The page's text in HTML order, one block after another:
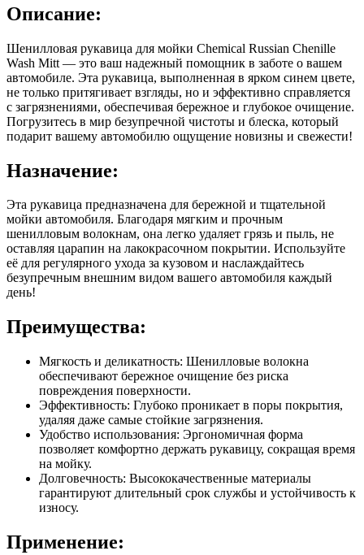
Описание:
Шенилловая рукавица для мойки Chemical Russian Chenille
Wash Mitt — это ваш надежный помощник в заботе о вашем
автомобиле. Эта рукавица, выполненная в ярком синем цвете,
не только притягивает взгляды, но и эффективно справляется
с загрязнениями, обеспечивая бережное и глубокое очищение.
Погрузитесь в мир безупречной чистоты и блеска, который
подарит вашему автомобилю ощущение новизны и свежести!
Назначение:
Эта рукавица предназначена для бережной и тщательной
мойки автомобиля. Благодаря мягким и прочным
шенилловым волокнам, она легко удаляет грязь и пыль, не
оставляя царапин на лакокрасочном покрытии. Используйте
её для регулярного ухода за кузовом и наслаждайтесь
безупречным внешним видом вашего автомобиля каждый
день!
Преимущества:
Мягкость и деликатность: Шенилловые волокна
обеспечивают бережное очищение без риска
повреждения поверхности.
Эффективность: Глубоко проникает в поры покрытия,
удаляя даже самые стойкие загрязнения.
Удобство использования: Эргономичная форма
позволяет комфортно держать рукавицу, сокращая время
на мойку.
Долговечность: Высококачественные материалы
гарантируют длительный срок службы и устойчивость к
износу.
Применение: